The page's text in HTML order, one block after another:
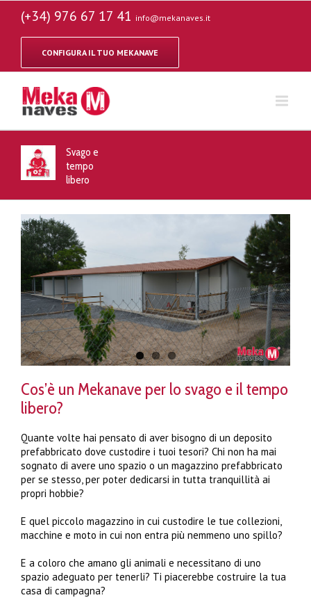
(+34) 976 67 17 41 info@mekanaves.it
CONFIGURA IL TUO MEKANAVE
Svago e
tempo
libero
Cos’è un Mekanave per lo svago e il tempo
libero?
Quante volte hai pensato di aver bisogno di un deposito
prefabbricato dove custodire i tuoi tesori? Chi non ha mai
sognato di avere uno spazio o un magazzino prefabbricato
per se stesso, per poter dedicarsi in tutta tranquillità ai
propri hobbie?
E quel piccolo magazzino in cui custodire le tue collezioni,
macchine e moto in cui non entra più nemmeno uno spillo?
E a coloro che amano gli animali e necessitano di uno
spazio adeguato per tenerli? Ti piacerebbe costruire la tua
casa di campagna?